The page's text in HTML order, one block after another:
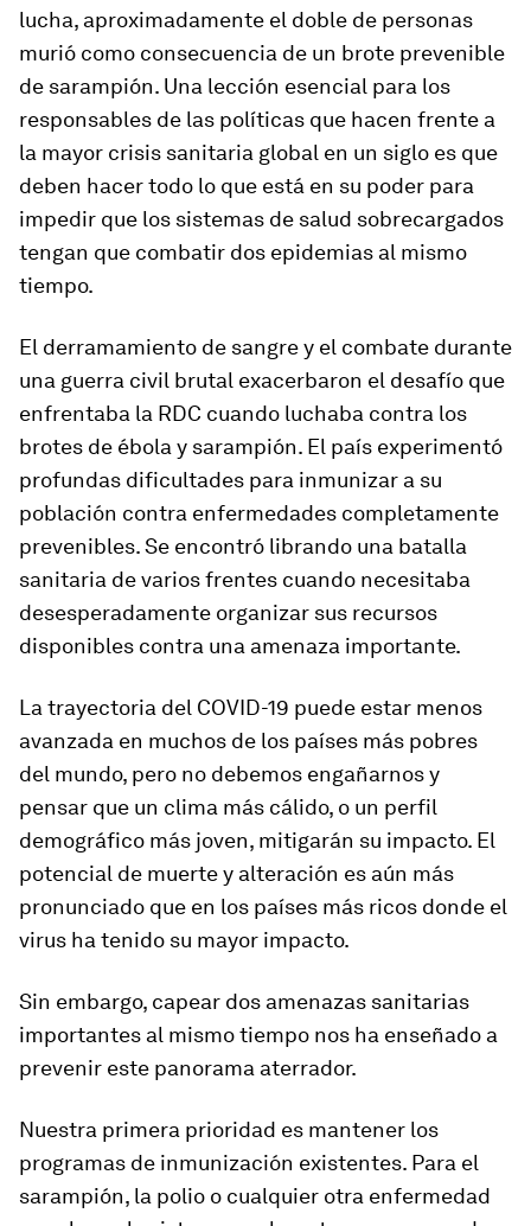
lucha, aproximadamente el doble de personas
murió como consecuencia de un brote prevenible
de sarampión. Una lección esencial para los
responsables de las políticas que hacen frente a
la mayor crisis sanitaria global en un siglo es que
deben hacer todo lo que está en su poder para
impedir que los sistemas de salud sobrecargados
tengan que combatir dos epidemias al mismo
tiempo.
El derramamiento de sangre y el combate durante
una guerra civil brutal exacerbaron el desafío que
enfrentaba la RDC cuando luchaba contra los
brotes de ébola y sarampión. El país experimentó
profundas dificultades para inmunizar a su
población contra enfermedades completamente
prevenibles. Se encontró librando una batalla
sanitaria de varios frentes cuando necesitaba
desesperadamente organizar sus recursos
disponibles contra una amenaza importante.
La trayectoria del COVID-19 puede estar menos
avanzada en muchos de los países más pobres
del mundo, pero no debemos engañarnos y
pensar que un clima más cálido, o un perfil
demográfico más joven, mitigarán su impacto. El
potencial de muerte y alteración es aún más
pronunciado que en los países más ricos donde el
virus ha tenido su mayor impacto.
Sin embargo, capear dos amenazas sanitarias
importantes al mismo tiempo nos ha enseñado a
prevenir este panorama aterrador.
Nuestra primera prioridad es mantener los
programas de inmunización existentes. Para el
sarampión, la polio o cualquier otra enfermedad